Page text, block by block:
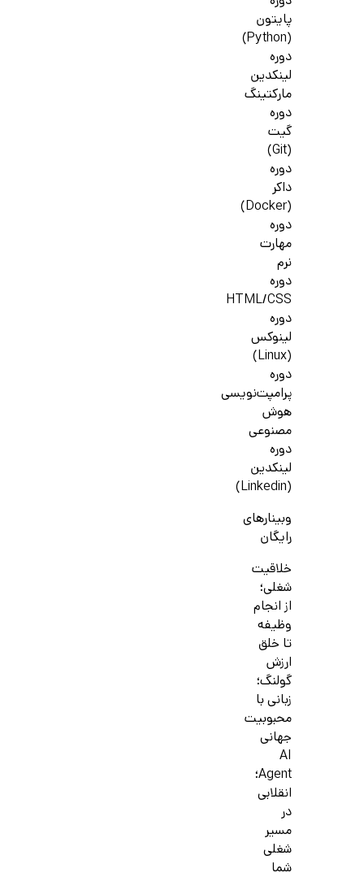
پایتون
(Python)
دوره
لینکدین
مارکتینگ
دوره
گیت
(Git)
دوره
داکر
(Docker)
دوره
مهارت
نرم
دوره
HTML/CSS
دوره
لینوکس
(Linux)
دوره
پرامپت‌نویسی
هوش
مصنوعی
دوره
لینکدین
(Linkedin)
وبینارهای
رایگان
خلاقیت
شغلی؛
از انجام
وظیفه
تا خلق
ارزش
گولنگ؛
زبانی با
محبوبیت
جهانی
AI
Agent؛
انقلابی
در
مسیر
شغلی